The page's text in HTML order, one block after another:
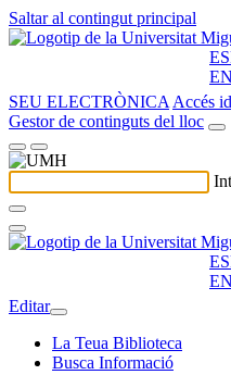
Saltar al contingut principal
SEU ELECTRÒNICA Accés
Gestor de continguts del lloc
Editar
La Teua Biblioteca
Busca Informació